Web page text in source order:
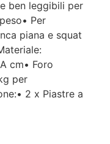
ben leggibili per
Per
piana e squat
cm• Foro
per
2 x Piastre a